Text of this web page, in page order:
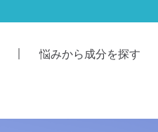
悩みから成分を探す